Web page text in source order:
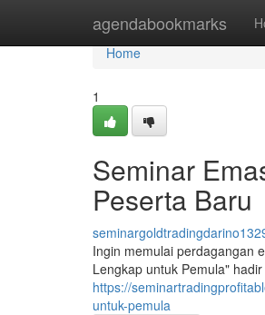
agendabookmarks
Home
Home
1
Seminar
Peserta Baru
Ingin memulai perdagangan
Lengkap untuk Pemula"
https://
untuk-pemula